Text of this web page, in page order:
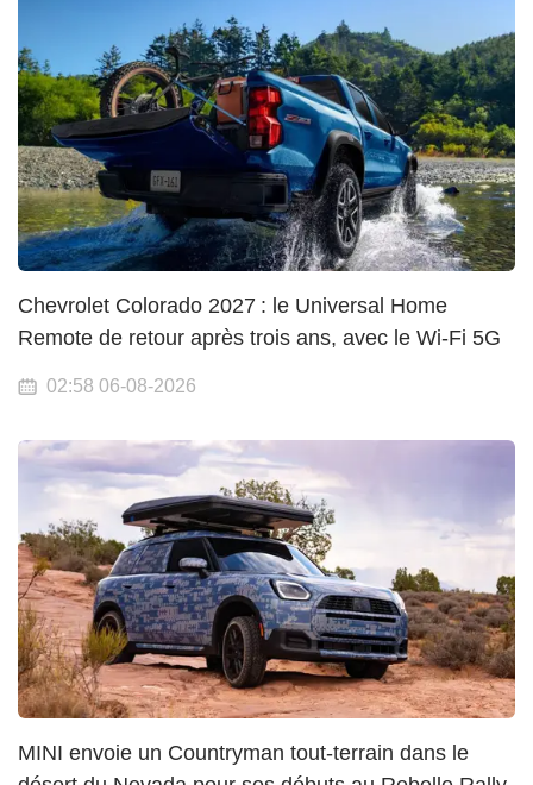
Chevrolet Colorado 2027 : le Universal Home
Remote de retour après trois ans, avec le Wi-Fi 5G
02:58 06-08-2026
MINI envoie un Countryman tout-terrain dans le